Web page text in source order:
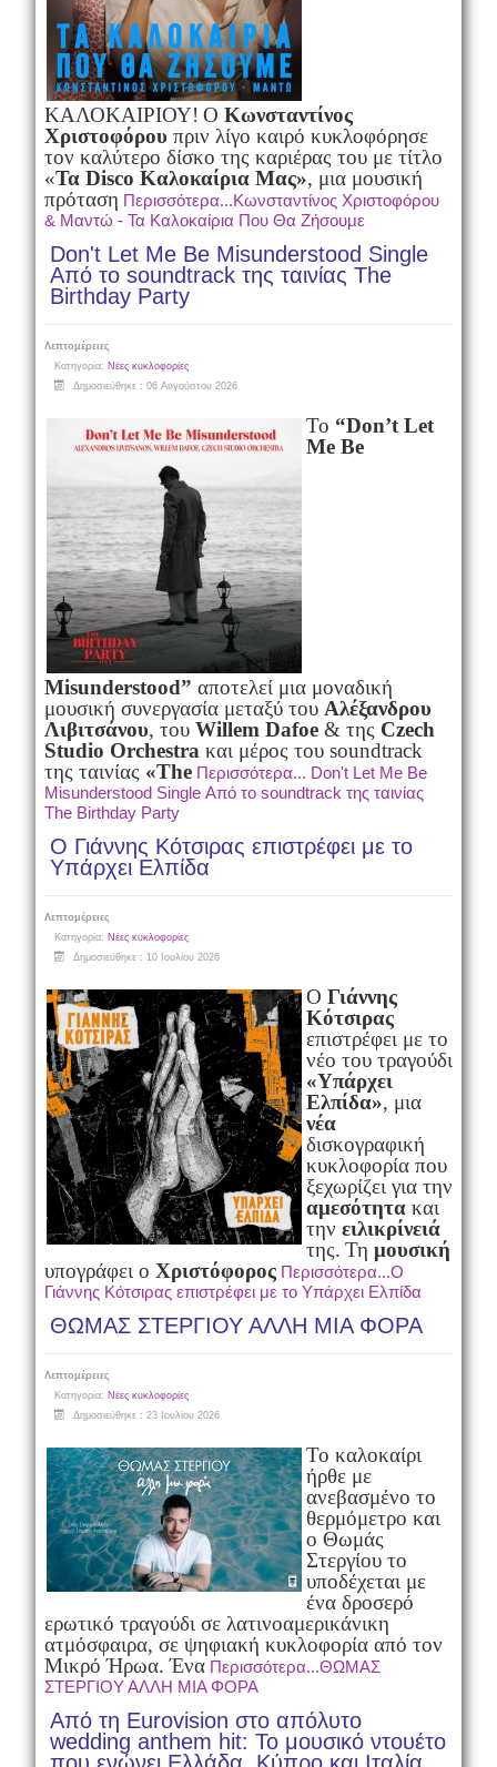
ΚΑΛΟΚΑΙΡΙΟΥ! Ο Κωνσταντίνος
Χριστοφόρουπριν λίγο καιρό κυκλοφόρησε
τον καλύτερο δίσκο της καριέρας του με τίτλο
«Τα Disco Καλοκαίρια Μας», μια μουσική
πρόταση Περισσότερα...Κωνσταντίνος Χριστοφόρου
& Μαντώ - Τα Καλοκαίρια Που Θα Ζήσουμε
Don't Let Me Be Misunderstood Single
Από το soundtrack της ταινίας The
Birthday Party
Λεπτομέρειες
Κατηγορία: Νέες κυκλοφορίες
Δημοσιεύθηκε : 06 Αυγούστου 2026
Το “Don’t Let
Me Be
Misunderstood” αποτελεί μια μοναδική
μουσική συνεργασία μεταξύ του Αλέξανδρου
Λιβιτσάνου, του Willem Dafoe& της Czech
Studio Orchestra και μέρος του soundtrack
της ταινίας «The Περισσότερα... Don't Let Me Be
Misunderstood Single Από το soundtrack της ταινίας
The Birthday Party
Ο Γιάννης Κότσιρας επιστρέφει με το
Υπάρχει Ελπίδα
Λεπτομέρειες
Κατηγορία: Νέες κυκλοφορίες
Δημοσιεύθηκε : 10 Ιουλίου 2026
Ο Γιάννης
Κότσιρας
επιστρέφει με το
νέο του τραγούδι
«Υπάρχει
Ελπίδα», μια
νέα
δισκογραφική
κυκλοφορία που
ξεχωρίζει για την
αμεσότητακαι
την ειλικρίνειά
της. Τη μουσική
υπογράφει ο Χριστόφορος Περισσότερα...Ο
Γιάννης Κότσιρας επιστρέφει με το Υπάρχει Ελπίδα
ΘΩΜΑΣ ΣΤΕΡΓΙΟΥ ΑΛΛΗ ΜΙΑ ΦΟΡΑ
Λεπτομέρειες
Κατηγορία: Νέες κυκλοφορίες
Δημοσιεύθηκε : 23 Ιουλίου 2026
Το καλοκαίρι
ήρθε με
ανεβασμένο το
θερμόμετρο και
ο Θωμάς
Στεργίου το
υποδέχεται με
ένα δροσερό
ερωτικό τραγούδι σε λατινοαμερικάνικη
ατμόσφαιρα, σε ψηφιακή κυκλοφορία από τον
Μικρό Ήρωα. Ένα Περισσότερα...ΘΩΜΑΣ
ΣΤΕΡΓΙΟΥ ΑΛΛΗ ΜΙΑ ΦΟΡΑ
Από τη Eurovision στο απόλυτο
wedding anthem hit: Το μουσικό ντουέτο